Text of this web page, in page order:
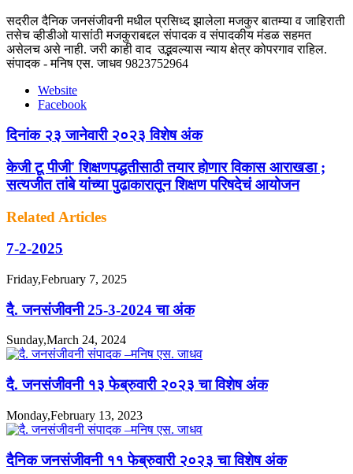
सदरील दैनिक जनसंजीवनी मधील प्रसिध्द झालेला मजकुर बातम्या व जाहिराती
तसेच व्हीडीओ यासांठी मजकुराबद्दल संपादक व संपादकीय मंडळ सहमत
असेलच असे नाही. जरी काही वाद उद्भवल्यास न्याय क्षेत्र कोपरगाव राहिल.
संपादक - मनिष एस. जाधव 9823752964
Website
Facebook
दिनांक २३ जानेवारी २०२३ विशेष अंक
केजी टू पीजी' शिक्षणपद्धतीसाठी तयार होणार विकास आराखडा ;
सत्यजीत तांबे यांच्या पुढाकारातून शिक्षण परिषदेचं आयोजन
Related Articles
7-2-2025
Friday,February 7, 2025
दै. जनसंजीवनी 25-3-2024 चा अंक
Sunday,March 24, 2024
दै. जनसंजीवनी १३ फेब्रुवारी २०२३ चा विशेष अंक
Monday,February 13, 2023
दैनिक जनसंजीवनी ११ फेब्रुवारी २०२३ चा विशेष अंक